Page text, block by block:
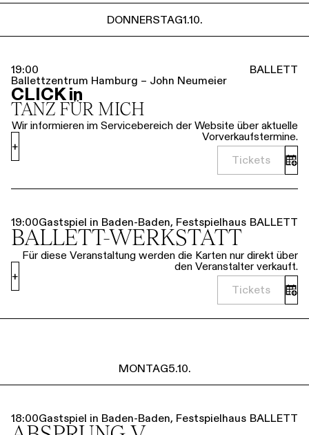
DONNERSTAG1.10.
19:00
Ballettzentrum Hamburg – John Neumeier
BALLETT
CLICK in
TANZ FÜR MICH
Wir informieren im Servicebereich der Website über aktuelle
Vorverkaufstermine.
Tickets
+
19:00Gastspiel in Baden-Baden, Festspielhaus BALLETT
BALLETT-WERKSTATT
Für diese Veranstaltung werden die Karten nur direkt über
den Veranstalter verkauft.
Tickets
+
MONTAG5.10.
18:00Gastspiel in Baden-Baden, Festspielhaus BALLETT